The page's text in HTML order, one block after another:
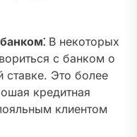
В некоторых
с банком о
ставке. Это более
кредитная
клиентом